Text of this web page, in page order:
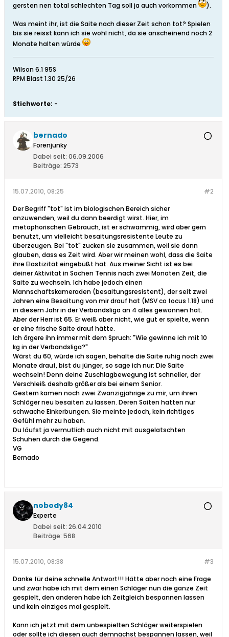
gersten nen total schlechten Tag soll ja auch vorkommen
).
Was meint ihr, ist die Saite nach dieser Zeit schon tot? Spielen
bis sie reisst kann ich sie wohl nicht, da sie anscheinend noch 2
Monate halten würde
Wilson 6.1 95S
RPM Blast 1.30 25/26
Stichworte: -
bernado
Forenjunky
Dabei seit: 06.09.2006
Beiträge: 2573
#2
15.07.2010, 08:25
Der Begriff "tot" ist im biologischen Bereich sicher
anzuwenden, weil du dann beerdigt wirst. Hier, im
metaphorischen Gebrauch, ist er schwammig, wird aber gern
benutzt, um vielleicht besaitungsresistente Leute zu
überzeugen. Bei "tot" zucken sie zusammen, weil sie dann
glauben, dass es Zeit wird. Aber wir meinen wohl, dass die Saite
ihre Elastizität eingebüßt hat. Aus meiner Sicht ist es bei
deiner Aktivität in Sachen Tennis nach zwei Monaten Zeit, die
Saite zu wechseln. Ich habe jedoch einen
Mannschaftskameraden (besaitungsresistent), der seit zwei
Jahren eine Besaitung von mir drauf hat (MSV co focus 1.18) und
in diesem Jahr in der Verbandsliga an 4 alles gewonnen hat.
Aber der Herr ist 65. Er weiß aber nicht, wie gut er spielte, wenn
er eine frische Saite drauf hätte.
Ich ärgere ihn immer mit dem Spruch: "Wie gewinne ich mit 10
kg in der Verbandsliga?"
Wärst du 60, würde ich sagen, behalte die Saite ruhig noch zwei
Monate drauf, bist du jünger, so sage ich nur: Die Saite
wechseln! Denn deine Zuschlagbewegung ist schneller, der
Verschleiß deshalb größer als bei einem Senior.
Gestern kamen noch zwei Zwanzigjährige zu mir, um ihren
Schläger neu besaiten zu lassen. Deren Saiten hatten nur
schwache Einkerbungen. Sie meinte jedoch, kein richtiges
Gefühl mehr zu haben.
Du läufst ja vermutlich auch nicht mit ausgelatschten
Schuhen durch die Gegend.
VG
Bernado
nobody84
Experte
Dabei seit: 26.04.2010
Beiträge: 568
#3
15.07.2010, 08:38
Danke für deine schnelle Antwort!!! Hätte aber noch eine Frage
und zwar habe ich mit dem einen Schläger nun die ganze Zeit
gespielt, den anderen habe ich Zeitgleich bespannen lassen
und kein einziges mal gespielt.
Kann ich jetzt mit dem unbespielten Schläger weiterspielen
oder sollte ich diesen auch demnächst bespannen lassen, weil